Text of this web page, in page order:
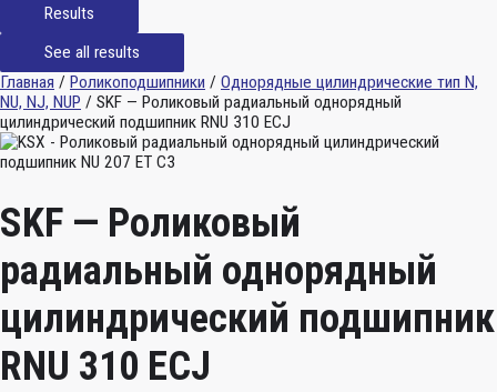
Results
See all results
Главная / Роликоподшипники / Однорядные цилиндрические тип N,
NU, NJ, NUP / SKF — Роликовый радиальный однорядный
цилиндрический подшипник RNU 310 ECJ
SKF — Роликовый
радиальный однорядный
цилиндрический подшипник
RNU 310 ECJ